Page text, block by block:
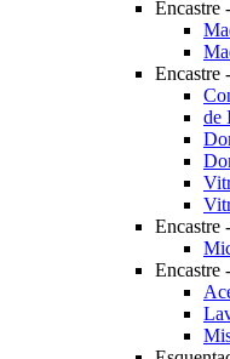
Encastre
Encastre
de
Encastre
Encastre